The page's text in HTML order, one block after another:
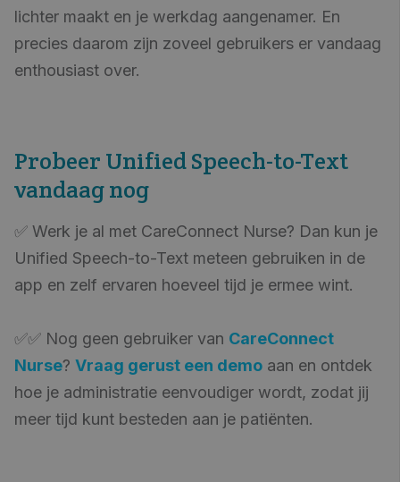
lichter maakt en je werkdag aangenamer. En
precies daarom zijn zoveel gebruikers er vandaag
enthousiast over.
Probeer Unified Speech-to-Text
vandaag nog
✅ Werk je al met CareConnect Nurse? Dan kun je
Unified Speech-to-Text meteen gebruiken in de
app en zelf ervaren hoeveel tijd je ermee wint.
✅✅ Nog geen gebruiker van CareConnect
Nurse? Vraag gerust een demo aan en ontdek
hoe je administratie eenvoudiger wordt, zodat jij
meer tijd kunt besteden aan je patiënten.